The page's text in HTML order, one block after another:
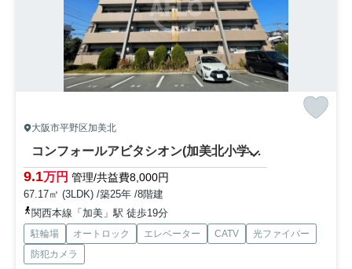
大阪市平野区加美北
コンフォールアビタシオン(加美北小学校区)
9.1万円 管理/共益費8,000円
67.17㎡ (3LDK) /築25年 /8階建
関西本線「加美」駅 徒歩19分
駐輪場 オートロック エレベーター CATV
光ファイバー
防犯カメラ